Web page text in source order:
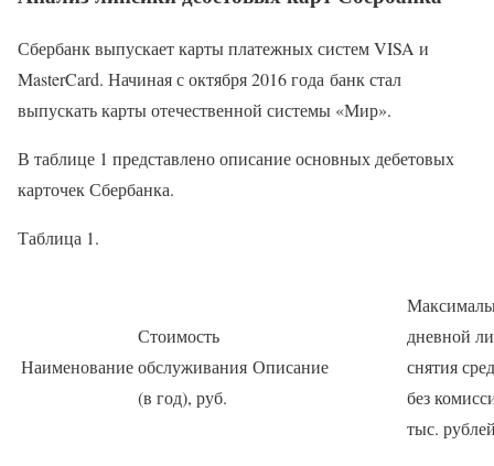
Сбербанк выпускает карты платежных систем VISA и
MasterCard. Начиная с октября 2016 года банк стал
выпускать карты отечественной системы «Мир».
В таблице 1 представлено описание основных дебетовых
карточек Сбербанка.
Таблица 1.
Наименование
Стоимость
обслуживания
(в год), руб.
Описание
дневной
снятия
без
тыс.